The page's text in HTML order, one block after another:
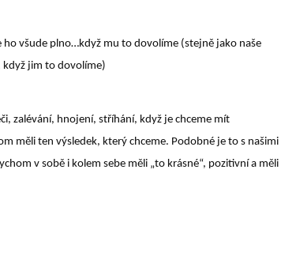
všude plno…když mu to dovolíme (stejně jako naše
když jim to dovolíme)
zalévání, hnojení, stříhání, když je chceme mít
měli ten výsledek, který chceme. Podobné je to s našimi
v sobě i kolem sebe měli „to krásné“, pozitivní a měli